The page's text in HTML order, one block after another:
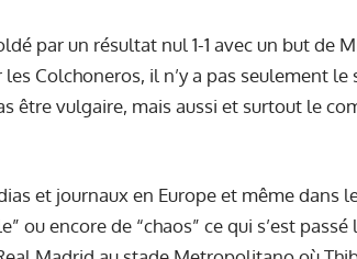
par un résultat nul 1-1 avec un but de
Colchoneros, il n’y a pas seulement le
être vulgaire, mais aussi et surtout le
et journaux en Europe et même dans
ou encore de “chaos” ce qui s’est